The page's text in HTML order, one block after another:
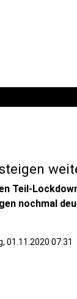
Teil-
nochmal
01.11.2020 07:31